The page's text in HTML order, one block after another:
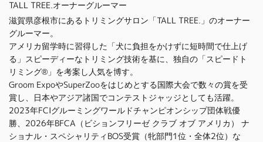
TALL TREE.オーナーグルーマー
滋賀県彦根市にあるトリミングサロン「TALL TREE.」のオーナー
グルーマー。
アメリカ留学時に習得した「犬に負担をかけずに短時間で仕上げ
る」スピーディーなトリミング技術を基に、独自の「スピードト
リミング®」を考案し人気を博す。
Groom ExpoやSuperZooをはじめとする国際大会で数々の賞を受
賞し、日本やアジア諸国でコンテストジャッジとしても活躍。
2023年FCIグルーミングワールドチャンピオンシップ団体戦優
勝、2026年BFCA（ビションフリーゼ クラブ オブ アメリカ） ナ
ショナル・スペシャリティBOS受賞（牝部門1位・全体2位）な